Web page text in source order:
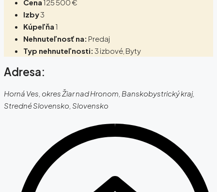
Cena 125 500 €
Izby3
Kúpeľňa 1
Nehnuteľnosť na: Predaj
Typ nehnuteľnosti: 3 izbové, Byty
Adresa:
Horná Ves, okres Žiar nad Hronom, Banskobystrický kraj,
Stredné Slovensko, Slovensko